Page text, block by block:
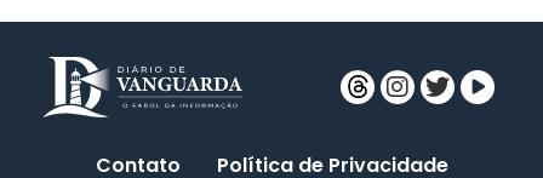
Contato Política de Privacidade